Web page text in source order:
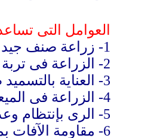
العوامل التى
1-
زراعة صنف
2-
الزراعة فى
3-
العناية
4-
الزراعة فى
5-
الرى بإنتظام
6-
مقاومة الآفات